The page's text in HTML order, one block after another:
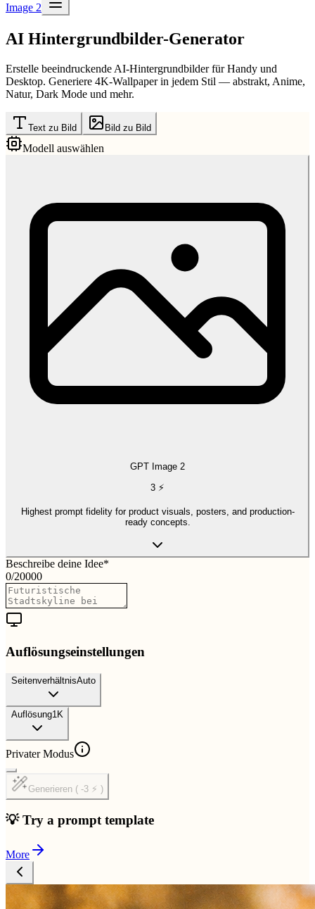
Image 2
AI Hintergrundbilder-Generator
Erstelle beeindruckende AI-Hintergrundbilder für Handy und
Desktop. Generiere 4K-Wallpaper in jedem Stil — abstrakt, Anime,
Natur, Dark Mode und mehr.
Text zu Bild Bild zu Bild
Modell auswählen
GPT Image 2
3 ⚡
Highest prompt fidelity for product visuals, posters, and production-
ready concepts.
Beschreibe deine Idee*
0/20000
Auflösungseinstellungen
SeitenverhältnisAuto
Auflösung1K
Privater Modus
Generieren ( -3 ⚡ )
💡 Try a prompt template
More